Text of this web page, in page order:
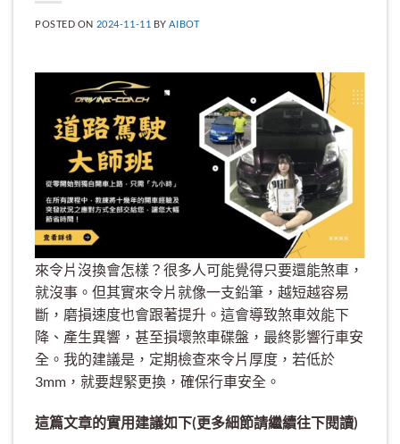
POSTED ON 2024-11-11 BY AIBOT
來令片沒換會怎樣？很多人可能覺得只要還能煞車，
就沒事。但其實來令片就像一支鉛筆，越短越容易
斷，磨損速度也會跟著提升。這會導致煞車效能下
降、產生異響，甚至損壞煞車碟盤，最終影響行車安
全。我的建議是，定期檢查來令片厚度，若低於
3mm，就要趕緊更換，確保行車安全。
這篇文章的實用建議如下(更多細節請繼續往下閱讀)